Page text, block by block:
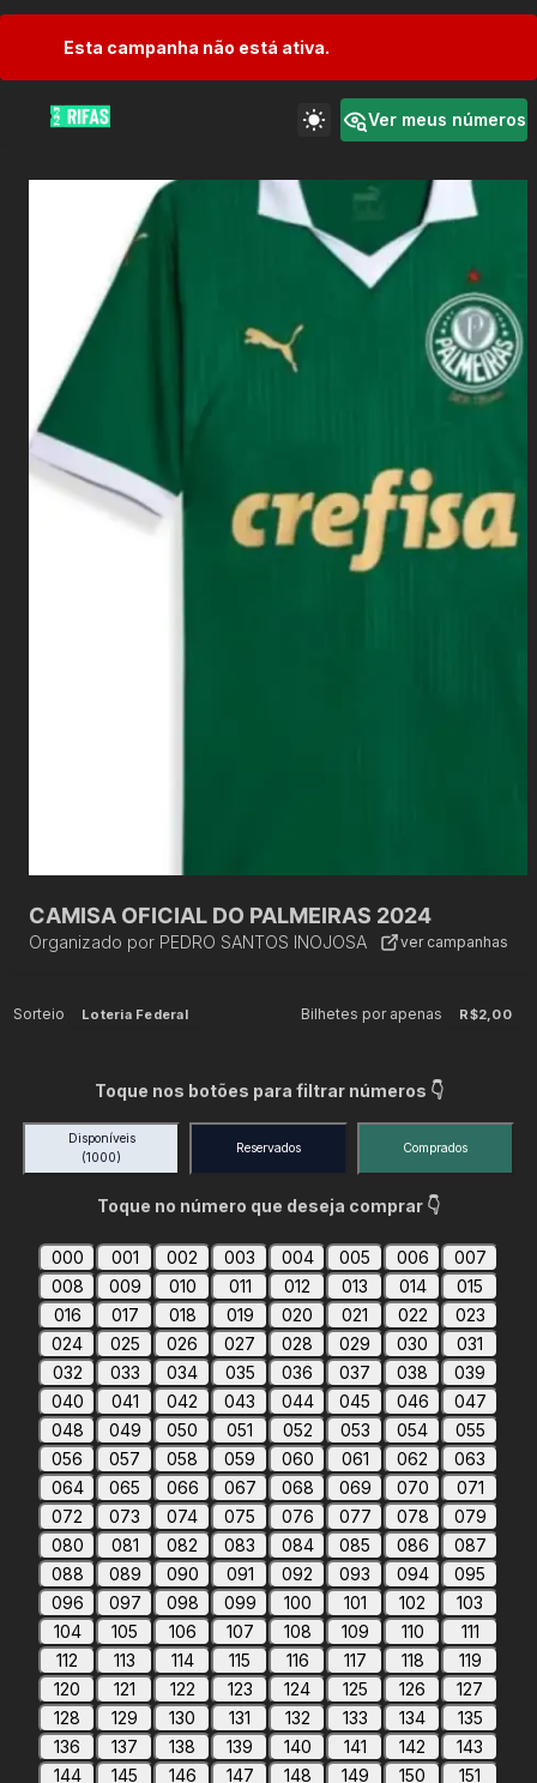
Esta campanha não está ativa.
Ver meus números
CAMISA OFICIAL DO PALMEIRAS 2024
Organizado por PEDRO SANTOS INOJOSA ver campanhas
Sorteio Loteria Federal Bilhetes por apenas R$2,00
Toque nos botões para filtrar números 👇
Disponíveis
(1000)
Reservados Comprados
Toque no número que deseja comprar 👇
000 001 002 003 004 005 006
007
008
009 010 011 012 013 014
015
016
017 018 019 020 021 022
023
024
025 026 027 028 029 030
031
032
033 034 035 036 037 038
039
040
041 042 043 044 045 046
047
048
049 050 051 052 053 054
055
056
057 058 059 060 061 062
063
064
065 066 067 068 069 070
071
072
073 074 075 076 077 078
079
080
081 082 083 084 085 086
087
088
089 090 091 092 093 094
095
096
097 098 099 100 101 102
103
104
105 106 107 108 109 110
111
112
113 114 115 116 117 118
119
120
121 122 123 124 125 126
127
128
129 130 131 132 133 134
135
136
137 138 139 140 141 142
143
144
145 146 147 148 149 150
151